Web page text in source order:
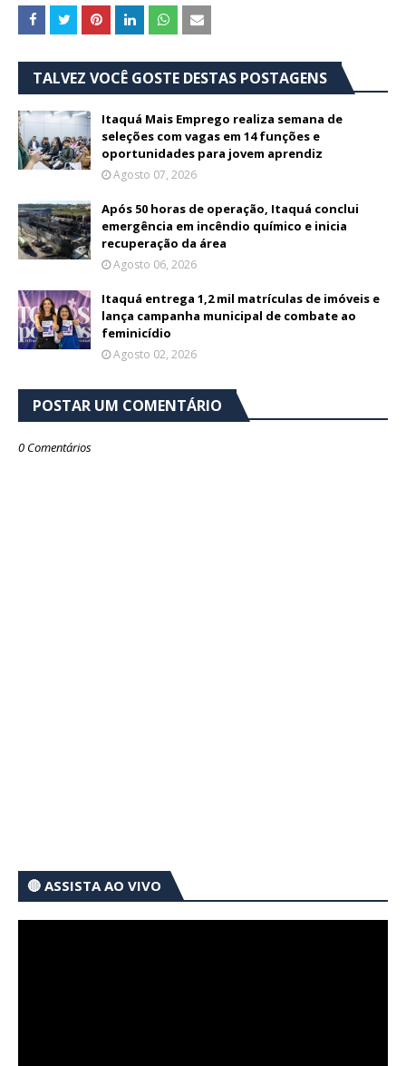
TALVEZ VOCÊ GOSTE DESTAS POSTAGENS
Itaquá Mais Emprego realiza semana de
seleções com vagas em 14 funções e
oportunidades para jovem aprendiz
Agosto 07, 2026
Após 50 horas de operação, Itaquá conclui
emergência em incêndio químico e inicia
recuperação da área
Agosto 06, 2026
Itaquá entrega 1,2 mil matrículas de imóveis e
lança campanha municipal de combate ao
feminicídio
Agosto 02, 2026
POSTAR UM COMENTÁRIO
0 Comentários
🔴 ASSISTA AO VIVO